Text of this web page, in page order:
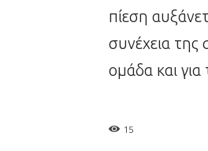
πίεση
συνέχεια της
ομάδα και για
15